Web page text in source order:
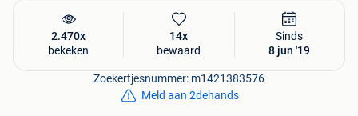
2.470x
bekeken
14x
bewaard
Sinds
8 jun '19
Zoekertjesnummer: m1421383576
Meld aan 2dehands